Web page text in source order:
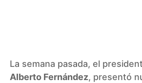
La semana pasada, el
Alberto Fernández, presentó